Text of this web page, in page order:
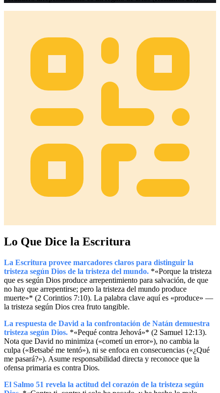
Lo Que Dice la Escritura
La Escritura provee marcadores claros para distinguir la
tristeza según Dios de la tristeza del mundo. *«Porque la tristeza
que es según Dios produce arrepentimiento para salvación, de que
no hay que arrepentirse; pero la tristeza del mundo produce
muerte»* (2 Corintios 7:10). La palabra clave aquí es «produce» —
la tristeza según Dios crea fruto tangible.
La respuesta de David a la confrontación de Natán demuestra
tristeza según Dios. *«Pequé contra Jehová»* (2 Samuel 12:13).
Nota que David no minimiza («cometí un error»), no cambia la
culpa («Betsabé me tentó»), ni se enfoca en consecuencias («¿Qué
me pasará?»). Asume responsabilidad directa y reconoce que la
ofensa primaria es contra Dios.
El Salmo 51 revela la actitud del corazón de la tristeza según